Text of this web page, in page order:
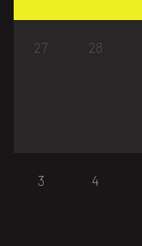
27 28
3 4